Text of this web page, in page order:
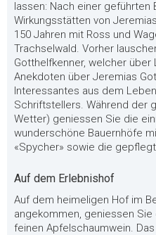
lassen: Nach einer geführten
Wirkungsstätten von
150 Jahren mit Ross und
Trachselwald. Vorher
Gotthelfkenner, welcher über
Anekdoten über Jeremias
Interessantes aus dem
Schriftstellers. Während der
Wetter) geniessen Sie die
wunderschöne Bauernhöfe
«Spycher» sowie die
Auf dem Erlebnishof
Auf dem heimeligen Hof im
angekommen, geniessen
feinen Apfelschaumwein.